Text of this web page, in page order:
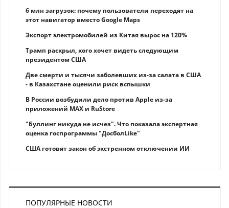
6 млн загрузок: почему пользователи переходят на
этот навигатор вместо Google Maps
Экспорт электромобилей из Китая вырос на 120%
Трамп раскрыл, кого хочет видеть следующим
президентом США
Две смерти и тысячи заболевших из-за салата в США
- в Казахстане оценили риск вспышки
В России возбудили дело против Apple из-за
приложений MAX и RuStore
"Буллинг никуда не исчез". Что показала экспертная
оценка госпрограммы "ДосболLike"
США готовят закон об экстренном отключении ИИ
ПОПУЛЯРНЫЕ НОВОСТИ